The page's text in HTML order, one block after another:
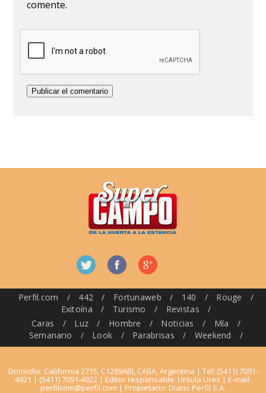
comente.
Perfil.com / 442 / Fortunaweb / 140 / Rouge
/
Exitoína
/ Turismo / Revistas
/
Caras
/ Luz / Hombre / Noticias / Mía
/
Semanario
/ Look / Parabrisas / Weekend /
Domicilio: California 2715, C1289ABI, CABA, Argentina | Tel: (5411) 7091-
4921 | (5411) 7091-4922 | Editor responsable: Ursula Ures | E-mail:
perfilcom@perfil.com | Propietario: Diario Perfil S.A.